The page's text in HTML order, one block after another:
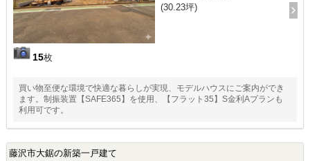
15枚
(30.23坪)
買い物至便な環境で快適な暮らしが実現、モデルハウスにご案内ができ
ます。制振装置【SAFE365】を使用、【フラット35】S金利Aプランも
利用可です。
藤沢市大鋸の新築一戸建て